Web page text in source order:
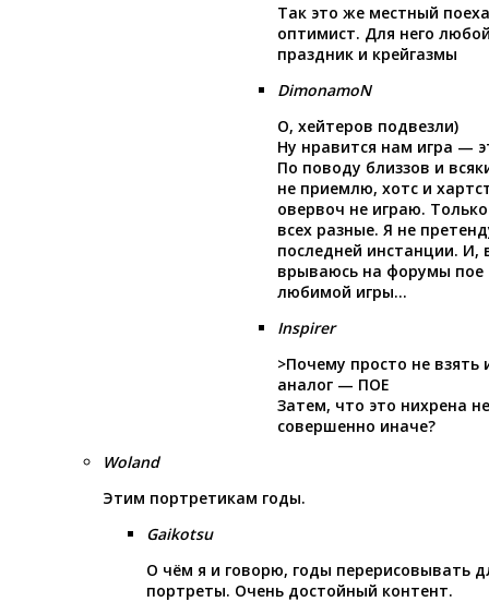
Так это же местный
оптимист. Для него
праздник и крейгазмы
DimonamoN
О, хейтеров подвезли)
Ну нравится нам игра —
По поводу близзов и
не приемлю, хотс и
овервоч не играю.
всех разные. Я не
последней инстанции. И,
врываюсь на форумы пое
любимой игры…
Inspirer
>Почему просто не
аналог — ПОЕ
Затем, что это нихрена
совершенно иначе?
Woland
Этим портретикам годы.
Gaikotsu
О чём я и говорю, годы перерисовывать
портреты. Очень достойный контент.